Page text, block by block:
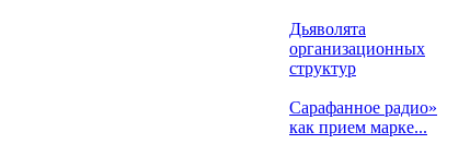
Дьяволята
организационных
структур
Сарафанное радио»
как прием марке...